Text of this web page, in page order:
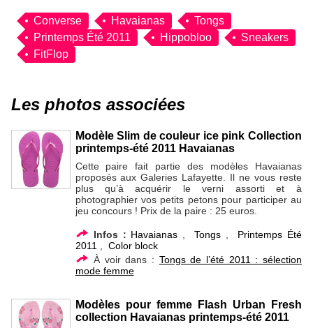
Converse Havaianas
Tongs
Printemps Été 2011
Hippobloo
Sneakers
FitFlop
Les photos associées
Modèle Slim de couleur ice pink Collection
printemps-été 2011 Havaianas
Cette paire fait partie des modèles Havaianas
proposés aux Galeries Lafayette. Il ne vous reste
plus qu’à acquérir le verni assorti et à
photographier vos petits petons pour participer au
jeu concours ! Prix de la paire : 25 euros.
Infos : Havaianas ,Tongs , Printemps Été
2011, Color block
À voir dans : Tongs de l’été 2011 : sélection
mode femme
Modèles pour femme Flash Urban Fresh
collection Havaianas printemps-été 2011